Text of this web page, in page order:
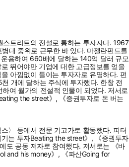
트리트의 전설로 통하는 투자자다. 1967
대 중위로 근무한 바 있다. 마젤란펀드를
용하여 660배에 달하는 140억 달러 규모
뛰어야만 기업에 대한 고급정보를 얻을
아낌없이 들이는 투자자로 유명하다. 펀
개에 달하는 주식에 투자했다. 한창 전
여 월가의 전설적 인물이 되었다. 저서로
the street》, 《증권투자로 돈 버는
스〉 등에서 전문 기고가로 활동했다. 피터
는 투자Beating the street》, 《증권투자
도 공동 저자로 참여했다. 저서로는 《바
and his money》, 《파산Going for